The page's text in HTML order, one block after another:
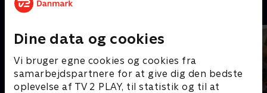
Dine data og cookies
Vi bruger egne cookies og cookies fra
samarbejdspartnere for at give dig den bedste
oplevelse af TV 2 PLAY, til statistik og til at
Andre så også